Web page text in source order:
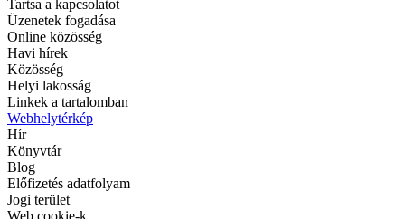
Tartsa a kapcsolatot
Üzenetek fogadása
Online közösség
Havi hírek
Közösség
Helyi lakosság
Linkek a tartalomban
Webhelytérkép
Hír
Könyvtár
Blog
Előfizetés adatfolyam
Jogi terület
Web cookie-k